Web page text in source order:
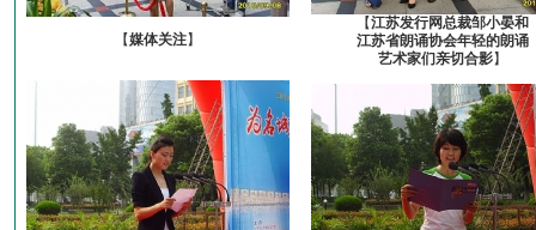
【媒体关注】
【江苏发行网总裁邹小晏和
江苏省朗诵协会年轻的朗诵
艺术家们亲切合影】